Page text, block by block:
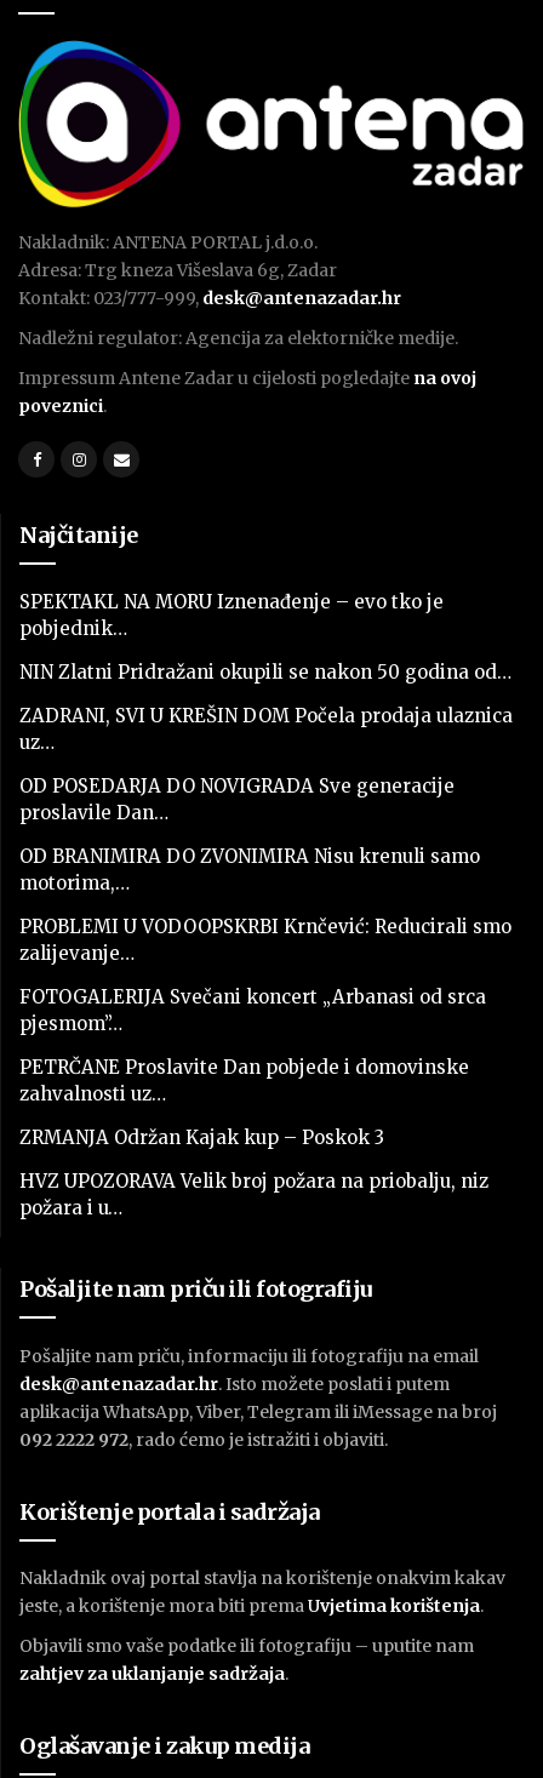
Nakladnik: ANTENA PORTAL j.d.o.o.
Adresa: Trg kneza Višeslava 6g, Zadar
Kontakt: 023/777-999, desk@antenazadar.hr
Nadležni regulator: Agencija za elektorničke medije.
Impressum Antene Zadar u cijelosti pogledajte na ovoj
poveznici.
Najčitanije
SPEKTAKL NA MORU Iznenađenje – evo tko je
pobjednik…
NIN Zlatni Pridražani okupili se nakon 50 godina od…
ZADRANI, SVI U KREŠIN DOM Počela prodaja ulaznica
uz…
OD POSEDARJA DO NOVIGRADA Sve generacije
proslavile Dan…
OD BRANIMIRA DO ZVONIMIRA Nisu krenuli samo
motorima,…
PROBLEMI U VODOOPSKRBI Krnčević: Reducirali smo
zalijevanje…
FOTOGALERIJA Svečani koncert „Arbanasi od srca
pjesmom”…
PETRČANE Proslavite Dan pobjede i domovinske
zahvalnosti uz…
ZRMANJA Održan Kajak kup – Poskok 3
HVZ UPOZORAVA Velik broj požara na priobalju, niz
požara i u…
Pošaljite nam priču ili fotografiju
Pošaljite nam priču, informaciju ili fotografiju na email
desk@antenazadar.hr. Isto možete poslati i putem
aplikacija WhatsApp, Viber, Telegram ili iMessage na broj
092 2222 972, rado ćemo je istražiti i objaviti.
Korištenje portala i sadržaja
Nakladnik ovaj portal stavlja na korištenje onakvim kakav
jeste, a korištenje mora biti premaUvjetima korištenja.
Objavili smo vaše podatke ili fotografiju – uputite nam
zahtjev za uklanjanje sadržaja.
Oglašavanje i zakup medija